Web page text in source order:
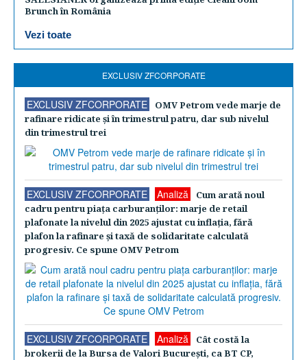
Brunch în România
Vezi toate
EXCLUSIV ZFCORPORATE
EXCLUSIV ZFCORPORATE
OMV Petrom vede marje de
rafinare ridicate şi în trimestrul patru, dar sub nivelul
din trimestrul trei
EXCLUSIV ZFCORPORATE Analiză
Cum arată noul
cadru pentru piaţa carburanţilor: marje de retail
plafonate la nivelul din 2025 ajustat cu inflaţia, fără
plafon la rafinare şi taxă de solidaritate calculată
progresiv. Ce spune OMV Petrom
EXCLUSIV ZFCORPORATE Analiză
Cât costă la
brokerii de la Bursa de Valori Bucureşti, ca BT CP,